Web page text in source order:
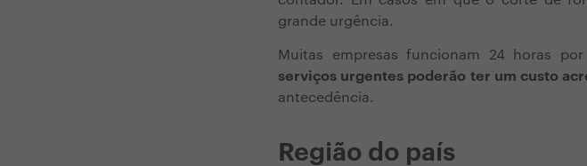
grande urgência.
Muitas empresas funcionam 24 horas
serviços urgentes poderão ter um custo
antecedência.
Região do país